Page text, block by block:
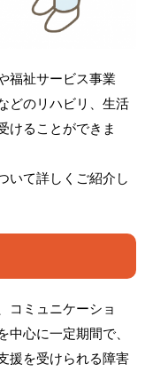
福祉サービス事業
どのリハビリ、生活
けることができま
いて詳しくご紹介し
コミュニケーショ
中心に一定期間で、
援を受けられる障害